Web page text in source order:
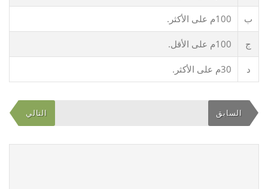
ب 100م على الأكثر.
ج 100م على الأقل.
د 30م على الأكثر.
التالي السابق